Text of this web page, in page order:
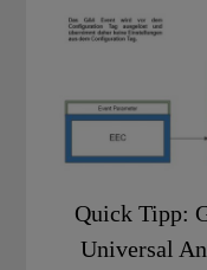
Quick Tipp:
Universal